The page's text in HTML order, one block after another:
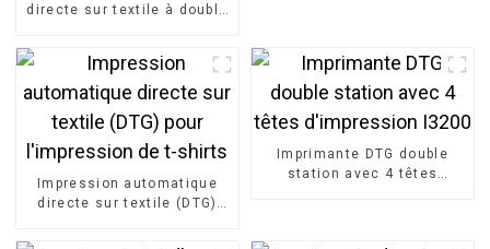
directe sur textile à double
Impression automatique
directe sur textile (DTG)
Imprimante DTG double
station avec 4 têtes